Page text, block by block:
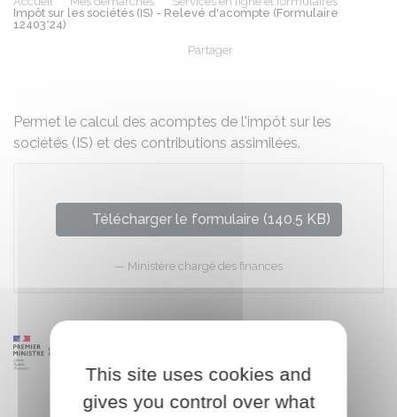
Impôt sur les sociétés (IS) - Relevé d'acompte (Formulaire
12403*24)
Partager
Permet le calcul des acomptes de l'impôt sur les
sociétés (IS) et des contributions assimilées.
Télécharger le formulaire (140.5 KB)
Ministère chargé des finances
This site uses cookies and
gives you control over what